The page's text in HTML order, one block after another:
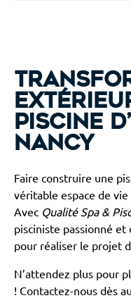
piscine
Nancy
Faire construire une
véritable espace de
Avec Qualité Spa &
pisciniste passionné et
pour réaliser le projet
N’attendez plus pour
! Contactez-nous dès